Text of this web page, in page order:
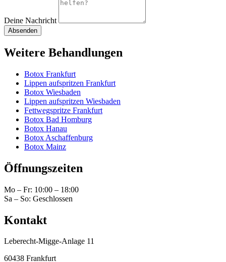
Deine Nachricht
Absenden
Weitere Behandlungen
Botox Frankfurt
Lippen aufspritzen Frankfurt
Botox Wiesbaden
Lippen aufspritzen Wiesbaden
Fettwegspritze Frankfurt
Botox Bad Homburg
Botox Hanau
Botox Aschaffenburg
Botox Mainz
Öffnungszeiten
Mo – Fr: 10:00 – 18:00
Sa – So: Geschlossen
Kontakt
Leberecht-Migge-Anlage 11
60438 Frankfurt